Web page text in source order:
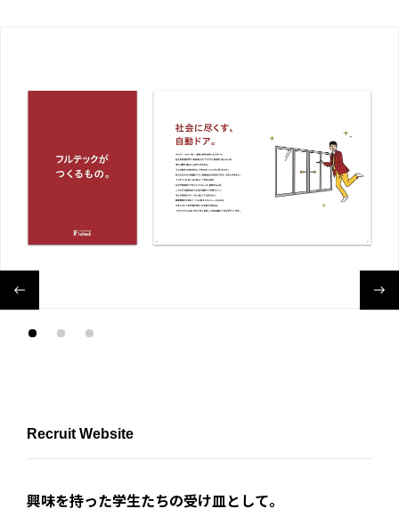
Recruit Website
興味を持った学生たちの受け皿として。